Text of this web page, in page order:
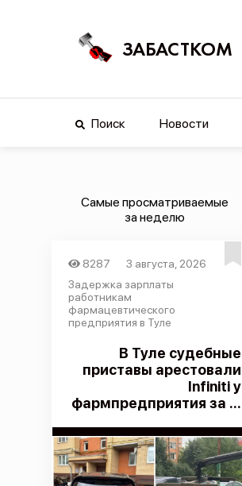
ЗАБАСТКОМ
Поиск Новости
Самые просматриваемые
за неделю
8287
3 августа, 2026
Задержка зарплаты
работникам
фармацевтического
предприятия в Туле
В Туле судебные
приставы арестовали
Infiniti у
фармпредприятия за ...